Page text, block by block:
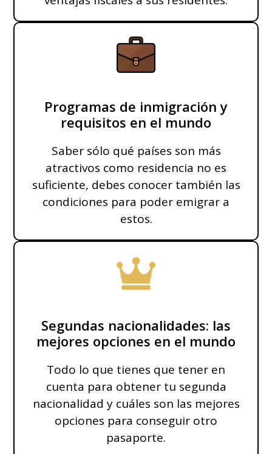
Programas de inmigración y
requisitos en el mundo
Saber sólo qué países son más
atractivos como residencia no es
suficiente, debes conocer también las
condiciones para poder emigrar a
estos.
Segundas nacionalidades: las
mejores opciones en el mundo
Todo lo que tienes que tener en
cuenta para obtener tu segunda
nacionalidad y cuáles son las mejores
opciones para conseguir otro
pasaporte.